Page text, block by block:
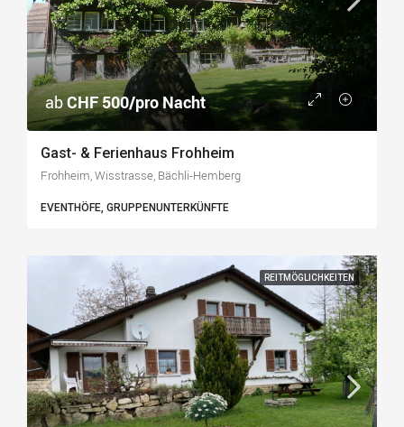
abCHF 500/pro Nacht
Gast- & Ferienhaus Frohheim
Frohheim, Wisstrasse, Bächli-Hemberg
EVENTHÖFE, GRUPPENUNTERKÜNFTE
REITMÖGLICHKEITEN